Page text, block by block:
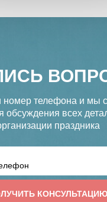
номер телефона и мы
обсуждения всех
праздника